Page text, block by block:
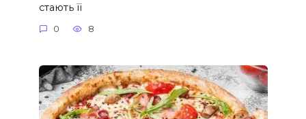
стають її
0 8